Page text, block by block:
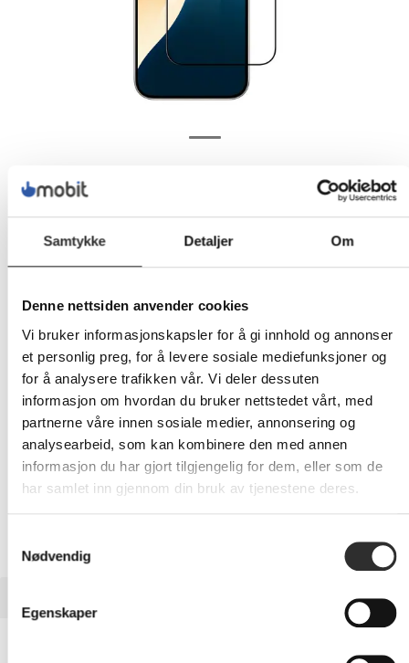
Samtykke Detaljer Om
Denne nettsiden anvender cookies
Vi bruker informasjonskapsler for å gi innhold og annonser
et personlig preg, for å levere sosiale mediefunksjoner og
for å analysere trafikken vår. Vi deler dessuten
informasjon om hvordan du bruker nettstedet vårt, med
partnerne våre innen sosiale medier, annonsering og
analysearbeid, som kan kombinere den med annen
informasjon du har gjort tilgjengelig for dem, eller som de
har samlet inn gjennom din bruk av tjenestene deres.
Nødvendig
Egenskaper
186,-
- +
LEGG I HANDLEVOGN
Nettlager:100+